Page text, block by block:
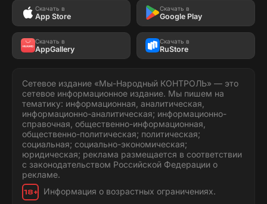
Скачать в
App Store
Скачать в
Google Play
Скачать в
AppGallery
Скачать в
RuStore
Сетевое издание «Мы-Народный КОНТРОЛЬ» — это
сетевое информационное издание. Мы пишем на
тематику: информационная, аналитическая,
информационно-аналитическая; информационно-
справочная, общественно-информационная,
общественно-политическая; политическая;
социальная; социально-экономическая;
юридическая; реклама размещается в соответствии
с законодательством Российской Федерации о
рекламе.
18+ Информация о возрастных ограничениях.